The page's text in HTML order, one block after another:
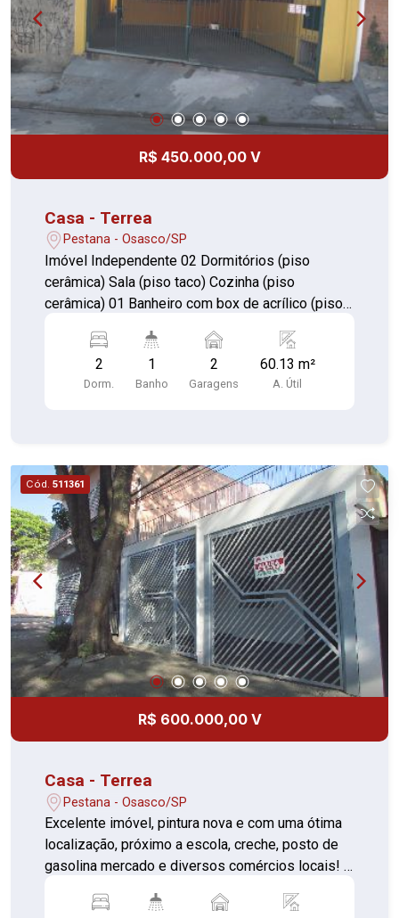
R$ 450.000,00 V
Casa - Terrea
Pestana - Osasco/SP
Imóvel Independente 02 Dormitórios (piso
cerâmica) Sala (piso taco) Cozinha (piso
cerâmica) 01 Banheiro com box de acrílico (piso
Garagem coberta para 02 automóveis Agende
sua visita ou mande sua proposta direto para o
proprietário através do nosso contato. Excelente
2
Dorm.
1
Banho
2
Garagens
60.13 m²
A. Útil
Cód. 511361
R$ 600.000,00 V
Casa - Terrea
Pestana - Osasco/SP
Excelente imóvel, pintura nova e com uma ótima
localização, próximo a escola, creche, posto de
gasolina mercado e diversos comércios locais! -
cerâmica) - cozinha (piso cerâmica) - área de